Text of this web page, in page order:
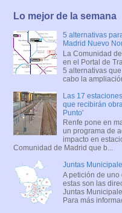
Lo mejor de la semana
5 alternativas
Madrid Nuevo
La Comunidad
en el Portal de
5 alternativas
cabo la ampliación
Las 17
que recibirán
Punto'
Renfe pone en
un programa de
impacto en
Comunidad de Madrid que b...
Juntas
A petición de uno
estas son las
Juntas
Para más